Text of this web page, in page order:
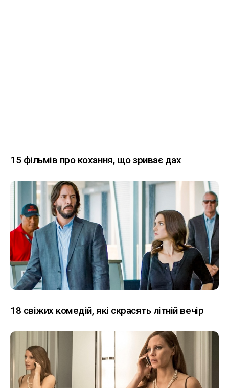
15 фільмів про кохання, що зриває дах
18 свіжих комедій, які скрасять літній вечір